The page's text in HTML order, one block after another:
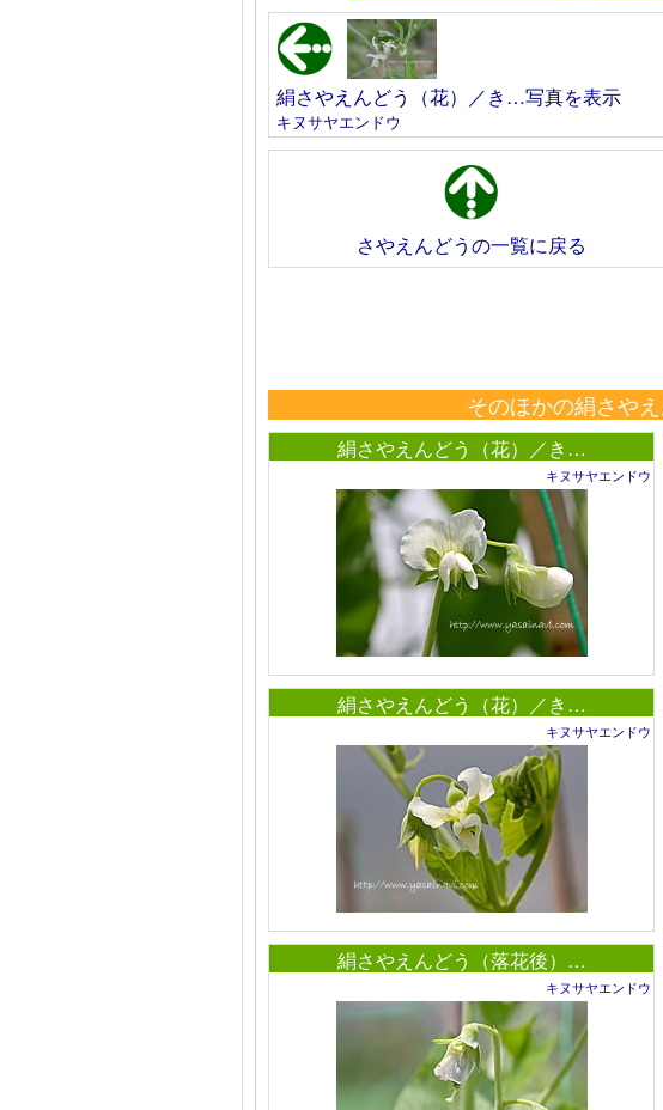
絹さやえんどう（花）／き…写真を表示
キヌサヤエンドウ
さやえんどうの一覧に戻る
そのほかの絹さや
絹さやえんどう（花）／き…
キヌサヤエンドウ
絹さやえんどう（花）／き…
キヌサヤエンドウ
絹さやえんどう（落花後）…
キヌサヤエンドウ